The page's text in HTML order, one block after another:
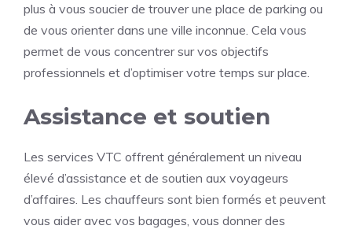
plus à vous soucier de trouver une place de parking ou
de vous orienter dans une ville inconnue. Cela vous
permet de vous concentrer sur vos objectifs
professionnels et d’optimiser votre temps sur place.
Assistance et soutien
Les services VTC offrent généralement un niveau
élevé d’assistance et de soutien aux voyageurs
d’affaires. Les chauffeurs sont bien formés et peuvent
vous aider avec vos bagages, vous donner des